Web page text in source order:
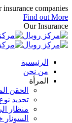
companies.
Find out More
Our Insurance
الرئيسية
من نحن
المرأة
الحقن
تحديد
منظار
السونار